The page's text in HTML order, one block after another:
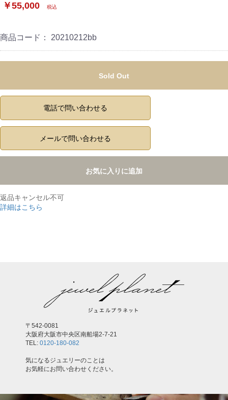
￥55,000 税込
商品コード： 20210212bb
Sold Out
電話で問い合わせる
メールで問い合わせる
お気に入りに追加
返品キャンセル不可
詳細はこちら
〒542-0081
大阪府大阪市中央区南船場2-7-21
TEL: 0120-180-082
気になるジュエリーのことは
お気軽にお問い合わせください。